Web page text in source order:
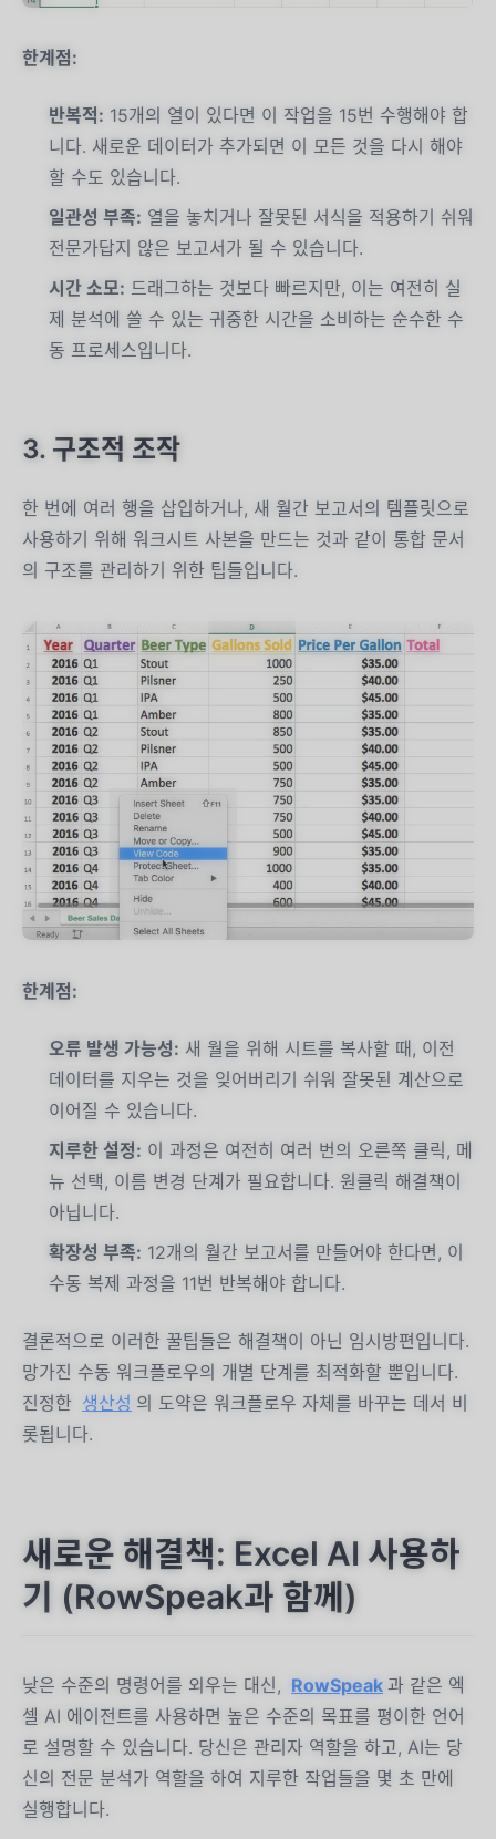
한계점:
반복적: 15개의 열이 있다면 이 작업을 15번 수행해야 합
니다. 새로운 데이터가 추가되면 이 모든 것을 다시 해야
할 수도 있습니다.
일관성 부족: 열을 놓치거나 잘못된 서식을 적용하기 쉬워
전문가답지 않은 보고서가 될 수 있습니다.
시간 소모: 드래그하는 것보다 빠르지만, 이는 여전히 실
제 분석에 쓸 수 있는 귀중한 시간을 소비하는 순수한 수
동 프로세스입니다.
3. 구조적 조작
한 번에 여러 행을 삽입하거나, 새 월간 보고서의 템플릿으로
사용하기 위해 워크시트 사본을 만드는 것과 같이 통합 문서
의 구조를 관리하기 위한 팁들입니다.
한계점:
오류 발생 가능성: 새 월을 위해 시트를 복사할 때, 이전
데이터를 지우는 것을 잊어버리기 쉬워 잘못된 계산으로
이어질 수 있습니다.
지루한 설정: 이 과정은 여전히 여러 번의 오른쪽 클릭, 메
뉴 선택, 이름 변경 단계가 필요합니다. 원클릭 해결책이
아닙니다.
확장성 부족: 12개의 월간 보고서를 만들어야 한다면, 이
수동 복제 과정을 11번 반복해야 합니다.
결론적으로 이러한 꿀팁들은 해결책이 아닌 임시방편입니다.
망가진 수동 워크플로우의 개별 단계를 최적화할 뿐입니다.
진정한 생산성 의 도약은 워크플로우 자체를 바꾸는 데서 비
롯됩니다.
새로운 해결책: Excel AI 사용하
기 (RowSpeak과 함께)
낮은 수준의 명령어를 외우는 대신, RowSpeak 과 같은 엑
셀 AI 에이전트를 사용하면 높은 수준의 목표를 평이한 언어
로 설명할 수 있습니다. 당신은 관리자 역할을 하고, AI는 당
신의 전문 분석가 역할을 하여 지루한 작업들을 몇 초 만에
실행합니다.